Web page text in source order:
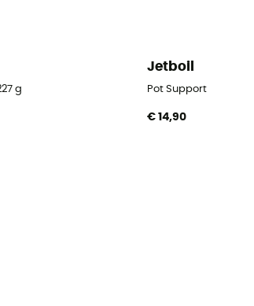
g
Jetboil
Pot Support
€ 14,90